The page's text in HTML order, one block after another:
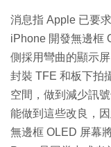
4
%
消息指 Apple 已要
iPhone 開發無邊框
側採用彎曲的顯示
封裝 TFE 和板下拍
空間，做到減少訊
能做到這些改良，
無邊框 OLED 屏幕